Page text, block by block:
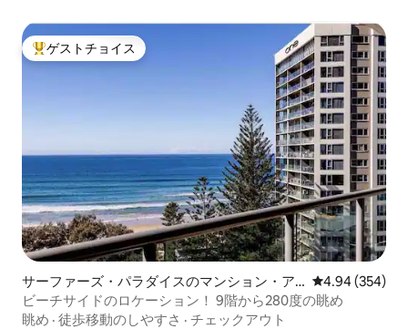
大好評のゲストチョイスです。
ゲストチョイス
サーファーズ・パラダイスのマンション・ア
パート
レビュー354
4.94 (354)
ビーチサイドのロケーション！ 9階から280度の眺め
眺め · 徒歩移動のしやすさ · チェックアウト